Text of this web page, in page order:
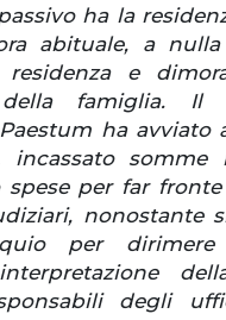
ha la
abituale, a
e
famiglia. Il
ha avviato
incassato somme
spese per far
nonostante
per dirimere
degli